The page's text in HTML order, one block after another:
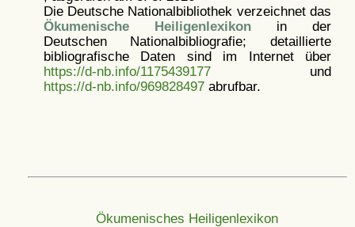
Die Deutsche Nationalbibliothek verzeichnet das
Ökumenische Heiligenlexikonin der
Deutschen Nationalbibliografie; detaillierte
bibliografische Daten sind im Internet über
https://d-nb.info/1175439177und
https://d-nb.info/969828497abrufbar.
Ökumenisches Heiligenlexikon